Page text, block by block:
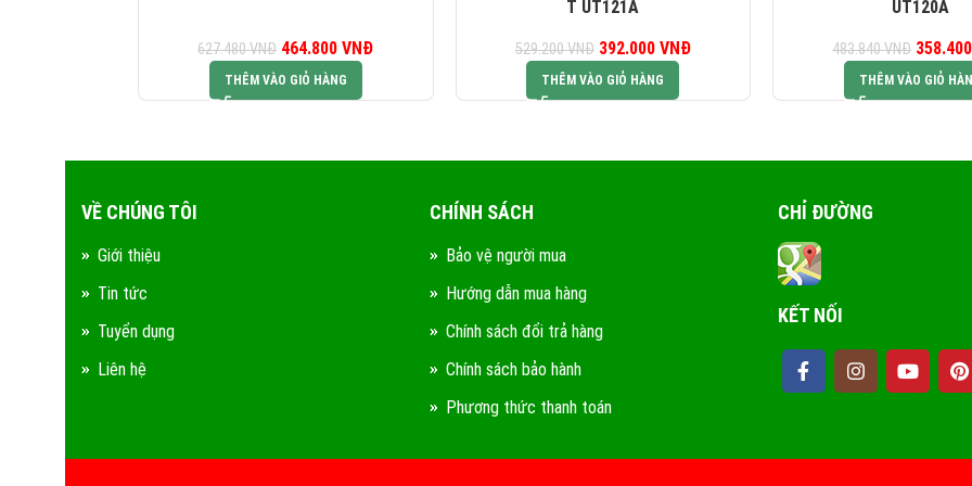
627.480VNĐ
Giá gốc là:
627.480 VNĐ.
464.800VNĐ
THÊM VÀO GIỎ HÀNG
T UT121A
529.200VNĐ
Giá gốc là:
529.200 VNĐ.
392.000 VNĐ
THÊM VÀO GIỎ HÀNG
UT120A
483.840VNĐ
THÊM VÀO GIỎ
VỀ CHÚNG TÔI
Giới thiệu
Tin tức
Tuyển dụng
Liên hệ
CHÍNH SÁCH
Bảo vệ người mua
Hướng dẫn mua hàng
Chính sách đổi trả hàng
Chính sách bảo hành
Phương thức thanh toán
CHỈ ĐƯỜNG
KẾT NỐI